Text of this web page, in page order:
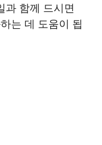
과 함께 드시면
는 데 도움이 됩